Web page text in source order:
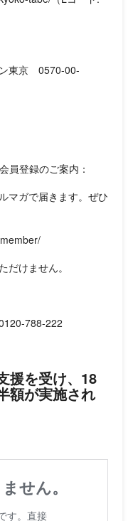
ン東京 0570-00-
員登録のご案内：
マガで届きます。ぜひ
だけません。
788-222
援を受け、18
額が実施され